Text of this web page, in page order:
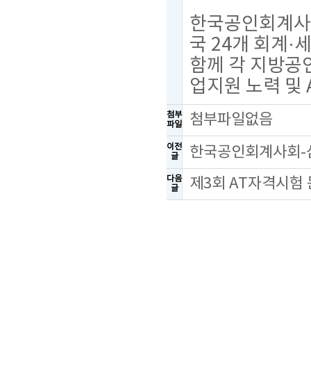
한국공인회계
국 24개 회계·
함께 각 지방공
업지원 노력 및
첨부
파일
첨부파일없음
이전
글
한국공인회계사회
다음
글
제3회 AT자격시험